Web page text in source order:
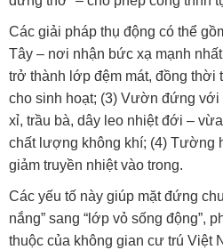
Các giải pháp thụ động có thể
Tây – nơi nhận bức xạ mạnh
trở thành lớp đệm mát, đồng thời
cho sinh hoạt; (3) Vườn đứng
xỉ, trầu bà, dây leo nhiệt đới –
chất lượng không khí; (4) Tường
giảm truyền nhiệt vào trong.
Các yếu tố này giúp mặt đứng
nắng” sang “lớp vỏ sống động”,
thuộc của không gian cư trú Việt